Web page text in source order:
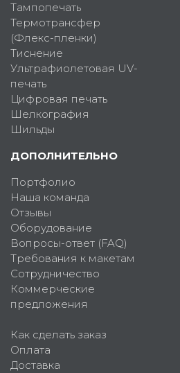
Тампопечать
Термотрансфер
(Флекс-пленки)
Тиснение
Ультрафиолетовая UV-
печать
Цифровая печать
Шелкография
Шильды
ДОПОЛНИТЕЛЬНО
Портфолио
Наша команда
Отзывы
Оборудование
Вопросы-ответ (FAQ)
Требования к макетам
Сотрудничество
Коммерческие
предложения
Как сделать заказ
Оплата
Доставка